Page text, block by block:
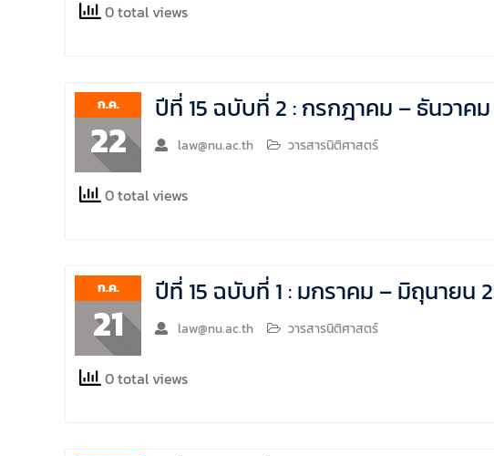
0 total views
ก.ค.
22
ปีที่ 15 ฉบับที่ 2 : กรกฎาคม – ธันวาค
law@nu.ac.th วารสารนิติศาสตร์
0 total views
ก.ค.
21
ปีที่ 15 ฉบับที่ 1 : มกราคม – มิถุนายน
law@nu.ac.th วารสารนิติศาสตร์
0 total views